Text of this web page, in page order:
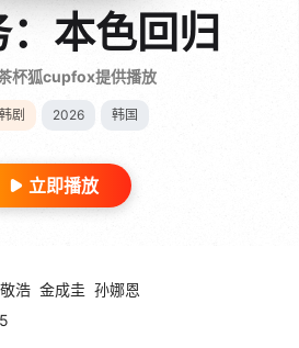
本色回归
杯狐cupfox提供播放
剧 2026 韩国
立即播放
浩 金成圭 孙娜恩